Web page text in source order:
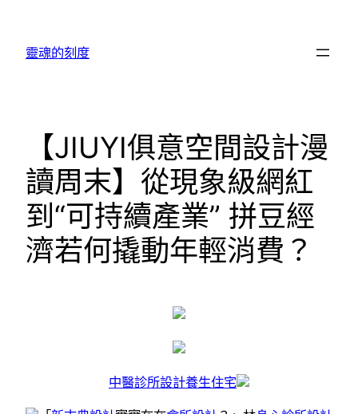
靈魂的刻度
【JIUYI俱意空間設計漫
讀周末】從現象級網紅
到“可持續產業” 拼豆經
濟若何撬動年輕消費？
中醫診所設計養生住宅